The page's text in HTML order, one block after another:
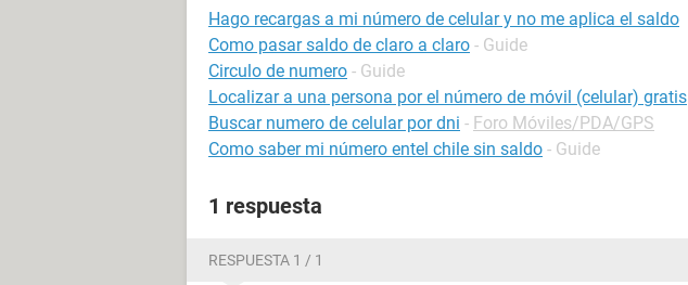
Hago recargas a mi número de celular y no me aplica el saldo
Como pasar saldo de claro a claro - Guide
Circulo de numero - Guide
Localizar a una persona por el número de móvil (celular) gratis
Buscar numero de celular por dni - Foro Móviles/PDA/GPS
Como saber mi número entel chile sin saldo - Guide
1 respuesta
RESPUESTA 1 / 1